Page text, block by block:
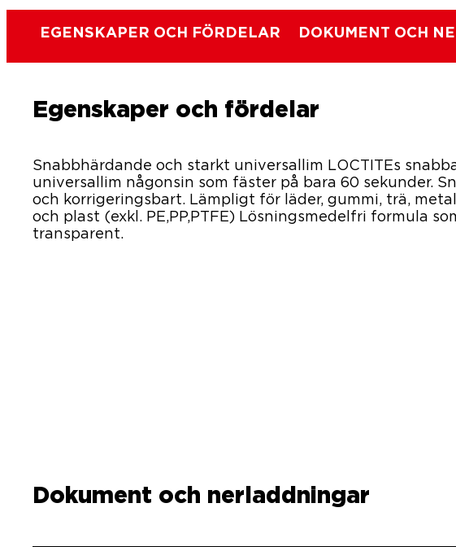
EGENSKAPER OCH FÖRDELAR DOKUMENT OCH
Egenskaper och fördelar
Snabbhärdande och starkt universallim LOCTITEs
universallim någonsin som fäster på bara 60 sekunder.
och korrigeringsbart. Lämpligt för läder, gummi, trä,
och plast (exkl. PE,PP,PTFE) Lösningsmedelfri formula
transparent.
Dokument och nerladdningar